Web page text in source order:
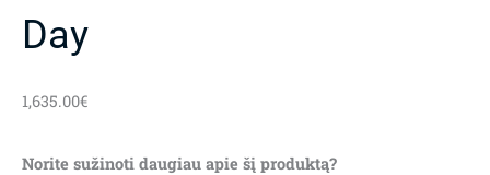
Day
1,635.00€
Norite sužinoti daugiau apie šį produktą?